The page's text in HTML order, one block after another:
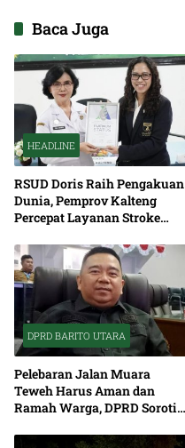
Baca Juga
HEADLINE
RSUD Doris Raih Pengakuan
Dunia, Pemprov Kalteng
Percepat Layanan Stroke
DPRD BARITO UTARA
Pelebaran Jalan Muara
Teweh Harus Aman dan
Ramah Warga, DPRD Soroti